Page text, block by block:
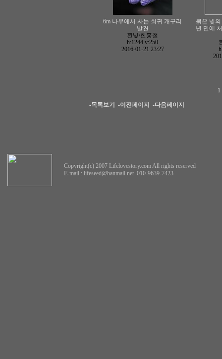
6m 나무에서 사는 희귀 개구리
발견
흰빛/한홍철
h:1244 v:250
2016-01-21 23:27
붉은 빛
년 만에
-목록보기 -이전페이지 -다음페이지
Copyright(c) 2007 Lifelovestory.com All rights reserved
E-mail : lifeseed@hanmail.net 010-9639-7423